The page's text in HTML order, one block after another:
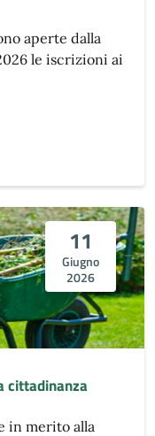
aperte dalla
le iscrizioni ai
11
Giugno
2026
cittadinanza
in merito alla